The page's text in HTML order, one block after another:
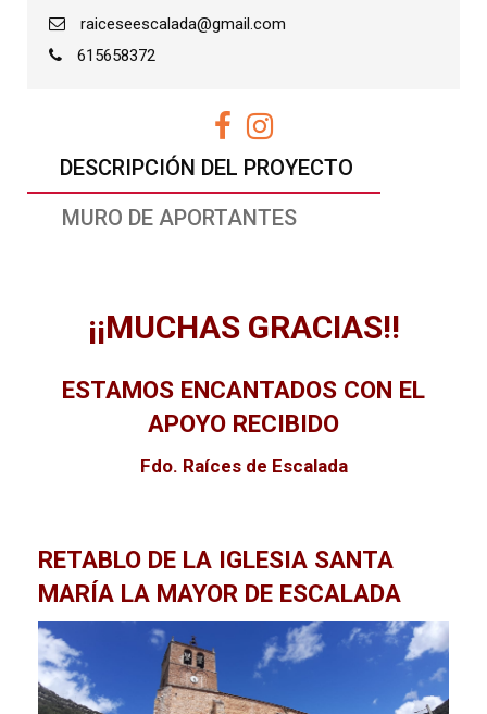
DESCRIPCIÓN DEL PROYECTO
MURO DE APORTANTES
¡¡MUCHAS GRACIAS!!
ESTAMOS ENCANTADOS CON EL
APOYO RECIBIDO
Fdo. Raíces de Escalada
RETABLO DE LA IGLESIA SANTA
MARÍA LA MAYOR DE ESCALADA
raiceseescalada@gmail.com
615658372